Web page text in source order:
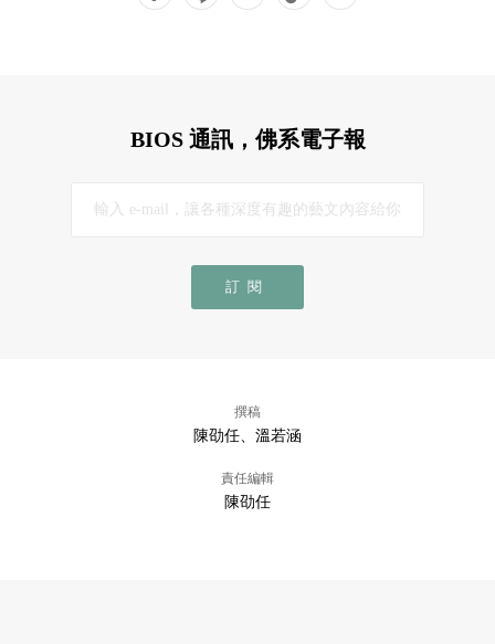
BIOS 通訊，佛系電子報
訂閱
撰稿
陳劭任、溫若涵
責任編輯
陳劭任